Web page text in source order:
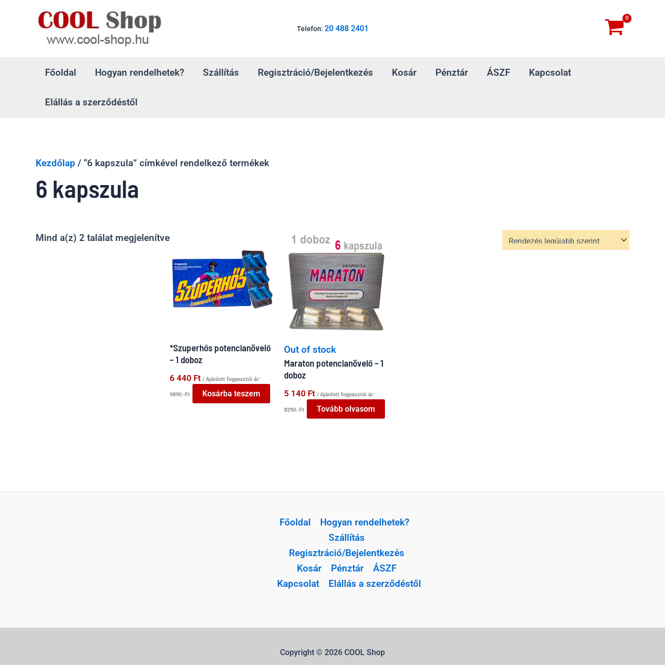
Telefon: 20 488 2401
Főoldal Hogyan rendelhetek? Szállítás Regisztráció/Bejelentkezés Kosár Pénztár ÁSZF Kapcsolat
Elállás a szerződéstől
Kezdőlap / “6 kapszula” címkével rendelkező termékek
6 kapszula
Mind a(z) 2 találat megjelenítveSorted
latest
*Szuperhős potencianövelő
– 1 doboz
6 440 Ft / Ajánlott fogyasztói ár:
9890.-Ft Kosárba teszem
Out of stock
Maraton potencianövelő – 1
doboz
5 140 Ft/ Ajánlott fogyasztói ár:
8290.-Ft Tovább olvasom
Főoldal
Hogyan rendelhetek?
Szállítás
Regisztráció/Bejelentkezés
Kosár
Pénztár
ÁSZF
Kapcsolat
Elállás a szerződéstől
Copyright © 2026 COOL Shop